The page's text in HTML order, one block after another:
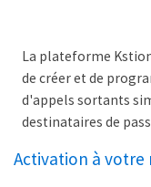
La plateforme
de créer et de
d'appels sortants
destinataires de
Activation à votre